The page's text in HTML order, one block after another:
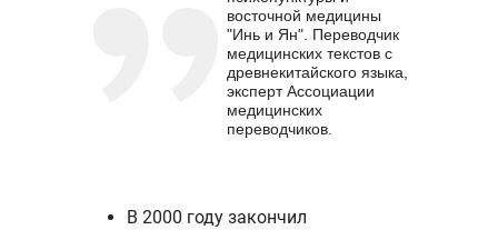
восточной медицины
"Инь и Ян". Переводчик
медицинских текстов с
древнекитайского языка,
эксперт Ассоциации
медицинских
переводчиков.
В 2000 году закончил